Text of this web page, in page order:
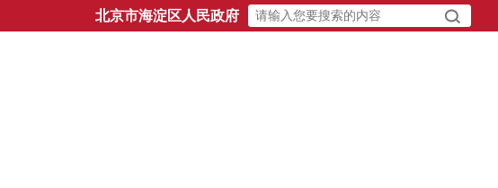
北京市海淀区人民政府